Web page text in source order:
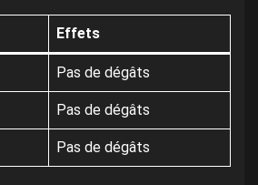
Effets
Pas de dégâts
Pas de dégâts
Pas de dégâts